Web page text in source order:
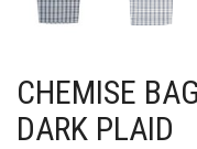
CHEMISE
DARK PLAID